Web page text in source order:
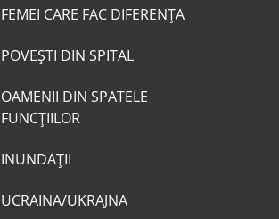
FEMEI CARE FAC DIFERENȚA
POVEŞTI DIN SPITAL
OAMENII DIN SPATELE
FUNCŢIILOR
INUNDAŢII
UCRAINA/UKRAJNA